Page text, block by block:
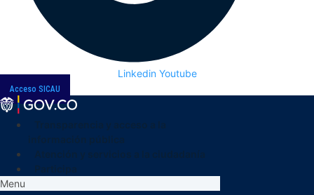
Linkedin Youtube
Acceso SICAU
Menu